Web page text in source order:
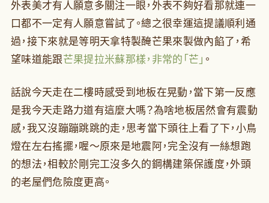
外表美才有人願意多關注一眼，外表不夠好看那就連一
口都不一定有人願意嘗試了。總之很幸運這提議順利通
過，接下來就是等明天拿特製醃芒果來製做內餡了，希
望味道能跟芒果提拉米蘇那樣，非常的「芒」 。
話說今天走在二樓時感受到地板在晃動，當下第一反應
是我今天走路力道有這麼大嗎？為啥地板居然會有震動
感，我又沒蹦蹦跳跳的走，思考當下頭往上看了下，小鳥
燈在左右搖擺，喔～原來是地震阿，完全沒有一絲想跑
的想法，相較於剛完工沒多久的鋼構建築保護度，外頭
的老屋們危險度更高。